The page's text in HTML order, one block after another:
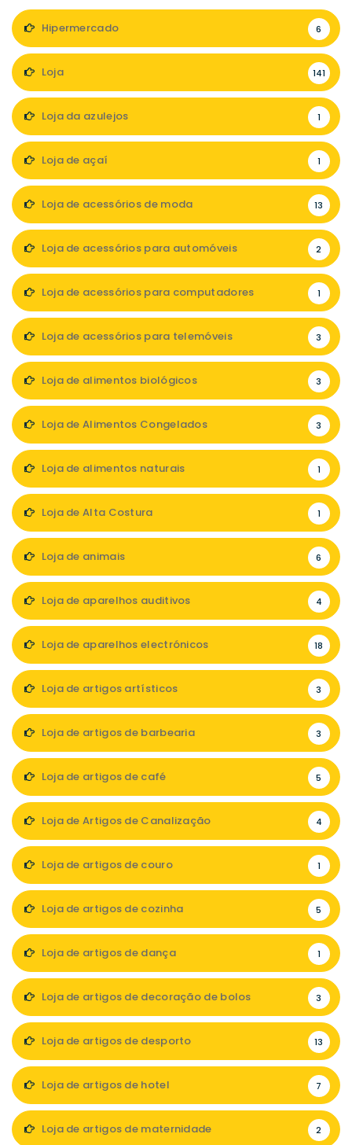
Hipermercado 6
Loja 141
Loja da azulejos 1
Loja de açaí 1
Loja de acessórios de moda 13
Loja de acessórios para automóveis 2
Loja de acessórios para computadores 1
Loja de acessórios para telemóveis 3
Loja de alimentos biológicos 3
Loja de Alimentos Congelados 3
Loja de alimentos naturais 1
Loja de Alta Costura 1
Loja de animais 6
Loja de aparelhos auditivos 4
Loja de aparelhos electrónicos 18
Loja de artigos artísticos 3
Loja de artigos de barbearia 3
Loja de artigos de café 5
Loja de Artigos de Canalização 4
Loja de artigos de couro 1
Loja de artigos de cozinha 5
Loja de artigos de dança 1
Loja de artigos de decoração de bolos 3
Loja de artigos de desporto 13
Loja de artigos de hotel 7
Loja de artigos de maternidade 2